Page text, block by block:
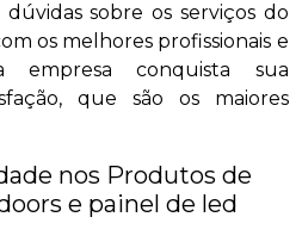
sobre os serviços do
os melhores profissionais e
empresa conquista sua
que são os maiores
nos Produtos de
e painel de led